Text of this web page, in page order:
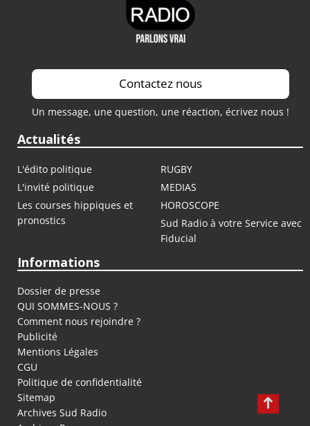
Contactez nous
Un message, une question, une réaction, écrivez nous !
Actualités
L'édito politique
RUGBY
L'invité politique
MEDIAS
Les courses hippiques et
pronostics
HOROSCOPE
Sud Radio à votre Service avec
Fiducial
Informations
Dossier de presse
QUI SOMMES-NOUS ?
Comment nous rejoindre ?
Publicité
Mentions Légales
CGU
Politique de confidentialité
Sitemap
Archives Sud Radio